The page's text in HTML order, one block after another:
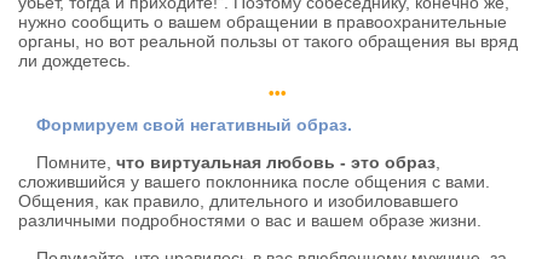
нужно сообщить о вашем обращении в правоохранительные
органы, но вот реальной пользы от такого обращения вы вряд
ли дождетесь.
•••
Формируем свой негативный образ.
Помните, что виртуальная любовь - это образ,
сложившийся у вашего поклонника после общения с вами.
Общения, как правило, длительного и изобиловавшего
различными подробностями о вас и вашем образе жизни.